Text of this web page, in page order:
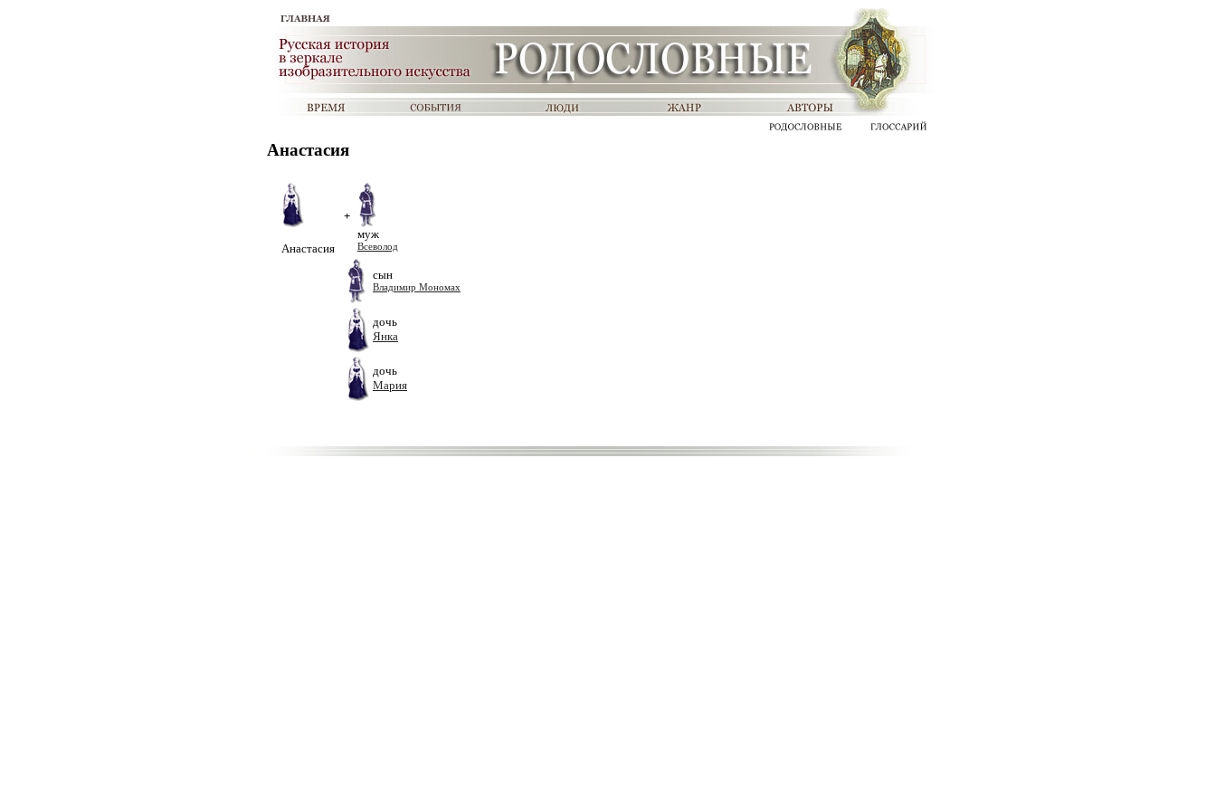
Анастасия
Анастасия
+
муж
Всеволод
сын
Владимир Мономах
дочь
Янка
дочь
Мария